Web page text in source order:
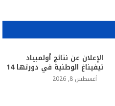
الإعلان عن نتائج أولمبياد
تيفيناغ الوطنية في دورتها 14
أغسطس 8, 2026